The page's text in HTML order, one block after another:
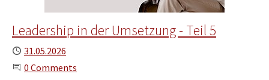
Leadership in der Umsetzung - Teil 5
Published
31.05.2026
Start the Conversation
0 Comments